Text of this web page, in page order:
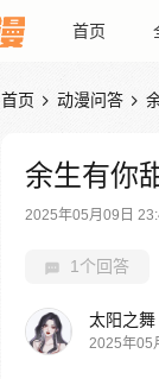
首页
首页  动漫问答 
余生有你
2025年05月09日
1个回答
太阳之舞
2025年05